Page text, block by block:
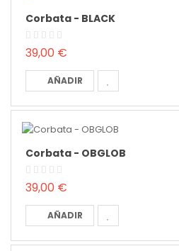
Corbata - BLACK
39,00 €
AÑADIR
Corbata - OBGLOB
39,00 €
AÑADIR